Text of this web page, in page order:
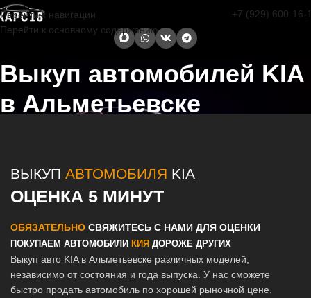
Перейти к навигации
Перейти к основному содержанию
+7 (929) 600-16-
Выкуп автомобилей KIA
в Альметьевске
ВЫКУП АВТОМОБИЛЯ KIA
ОЦЕНКА 5 МИНУТ
ОБЯЗАТЕЛЬНО СВЯЖИТЕСЬ С НАМИ ДЛЯ ОЦЕНКИ
ПОКУПАЕМ АВТОМОБИЛИ КИЯ ДОРОЖЕ ДРУГИХ
Выкуп авто KIA в Альметьевске различных моделей,
независимо от состояния и года выпуска. У нас сможете
быстро продать автомобиль по хорошей рыночной цене.